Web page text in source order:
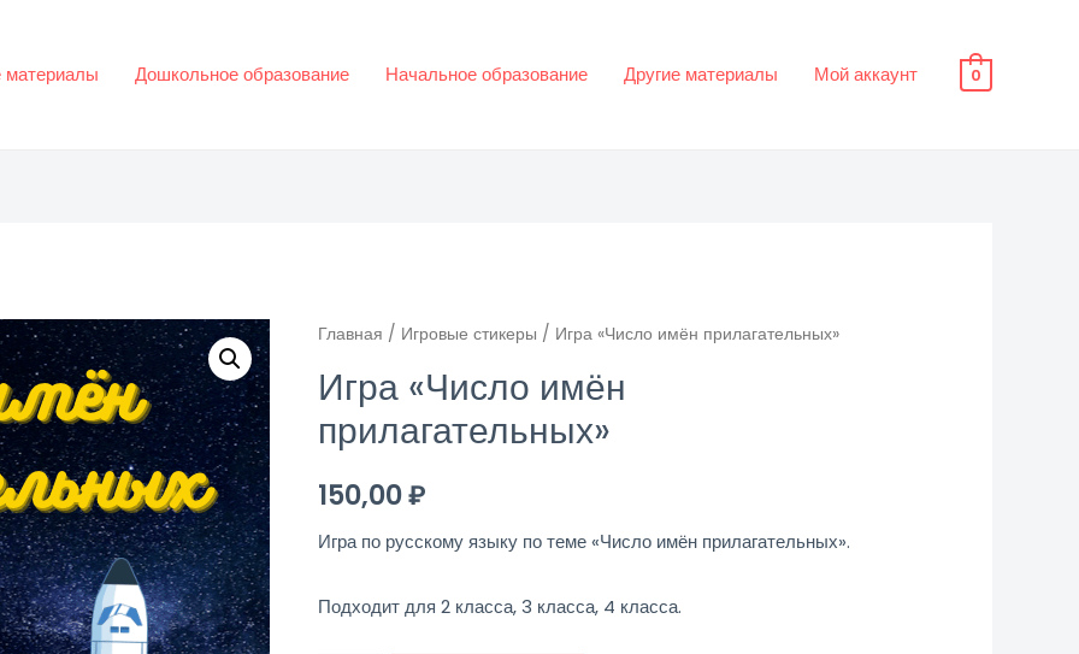
материалы Дошкольное образование Начальное образование Другие материалы Мой аккаунт 0
Главная / Игровые стикеры / Игра «Число имён прилагательных»
Игра «Число имён
прилагательных»
150,00₽
Игра по русскому языку по теме «Число имён прилагательных».
Подходит для 2 класса, 3 класса, 4 класса.